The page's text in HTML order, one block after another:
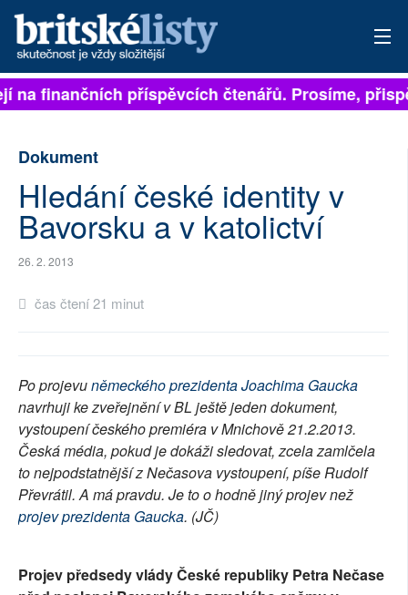
PŘIHLÁSIT
ROZHOVORY
TÉMATA
NEJČTENĚJŠÍ ZA 7 DNÍ
PŘÍSPĚVKY NA PROVOZ
SOCIÁLNÍ SÍTĚ
RUBRIKY
PLNÁ VERZE STRÁNEK
finančních příspěvcích čtenářů. Prosíme,
Dokument
Hledání české identity v
Bavorsku a v katolictví
26. 2. 2013
čas čtení 21 minut
Po projevuněmeckého prezidenta Joachima Gaucka
navrhuji ke zveřejnění v BL ještě jeden dokument,
vystoupení českého premiéra v Mnichově 21.2.2013.
Česká média, pokud je dokáži sledovat, zcela zamlčela
to nejpodstatnější z Nečasova vystoupení, píše Rudolf
Převrátil. A má pravdu. Je to o hodně jiný projev než
projev prezidenta Gaucka. (JČ)
Projev předsedy vlády České republiky Petra Nečase